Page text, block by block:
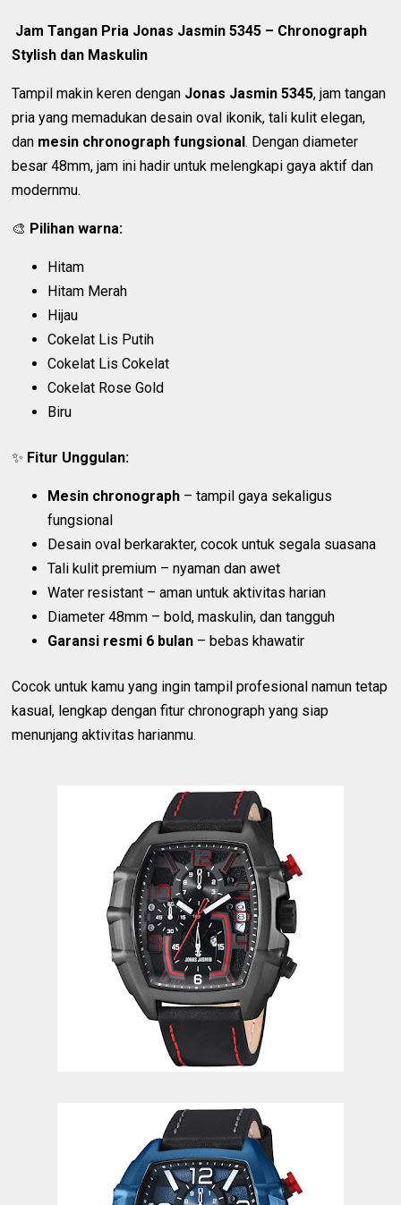
Jam Tangan Pria Jonas Jasmin 5345 – Chronograph
Stylish dan Maskulin
Tampil makin keren dengan Jonas Jasmin 5345, jam tangan
pria yang memadukan desain oval ikonik, tali kulit elegan,
dan mesin chronograph fungsional. Dengan diameter
besar 48mm, jam ini hadir untuk melengkapi gaya aktif dan
modernmu.
🎨 Pilihan warna:
Hitam
Hitam Merah
Hijau
Cokelat Lis Putih
Cokelat Lis Cokelat
Cokelat Rose Gold
Biru
✨ Fitur Unggulan:
Mesin chronograph – tampil gaya sekaligus
fungsional
Desain oval berkarakter, cocok untuk segala suasana
Tali kulit premium – nyaman dan awet
Water resistant – aman untuk aktivitas harian
Diameter 48mm – bold, maskulin, dan tangguh
Garansi resmi 6 bulan – bebas khawatir
Cocok untuk kamu yang ingin tampil profesional namun tetap
kasual, lengkap dengan fitur chronograph yang siap
menunjang aktivitas harianmu.